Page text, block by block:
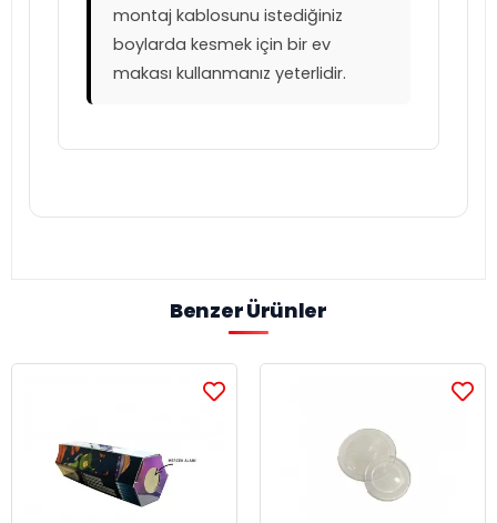
montaj kablosunu istediğiniz
boylarda kesmek için bir ev
makası kullanmanız yeterlidir.
Benzer Ürünler